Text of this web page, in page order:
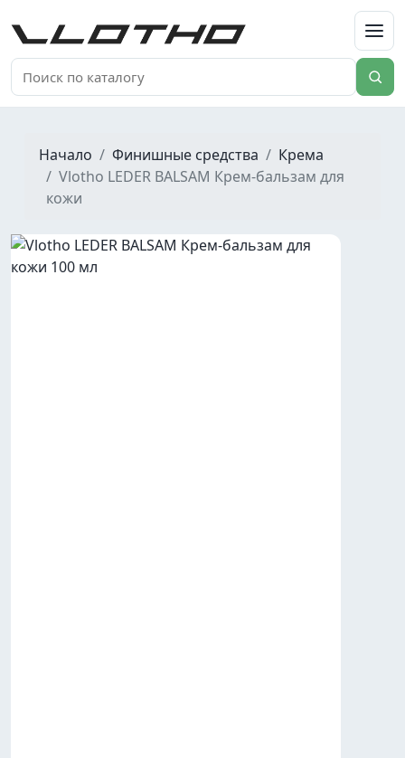
VLOTHO
Начало Финишные средства
Крема
Vlotho LEDER BALSAM Крем-бальзам для
кожи